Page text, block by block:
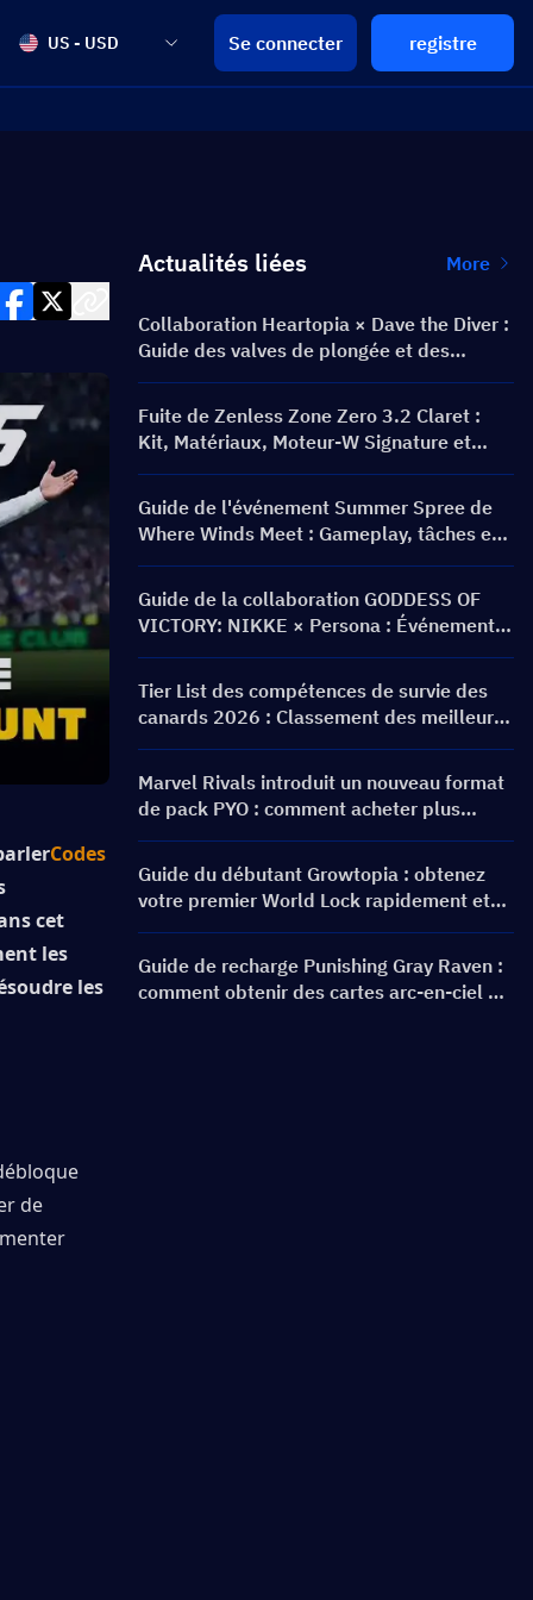
US - USD Se connecter registre
Codes
cet
les
les
de
Actualités liées More
Collaboration Heartopia × Dave the Diver :
Guide des valves de plongée et des
récompenses
Fuite de Zenless Zone Zero 3.2 Claret :
Kit, Matériaux, Moteur-W Signature et
Cinéma Mental
Guide de l'événement Summer Spree de
Where Winds Meet : Gameplay, tâches et
récompenses
Guide de la collaboration GODDESS OF
VICTORY: NIKKE × Persona : Événement
PERSONA ON FRONTLINE, personnages,
bannières et récompenses
Tier List des compétences de survie des
canards 2026 : Classement des meilleures
compétences et guide de build
Marvel Rivals introduit un nouveau format
de pack PYO : comment acheter plus
intelligemment lors de la mise à jour de la
boutique de la saison 9.5
Guide du débutant Growtopia : obtenez
votre premier World Lock rapidement et
en toute sécurité
Guide de recharge Punishing Gray Raven :
comment obtenir des cartes arc-en-ciel au